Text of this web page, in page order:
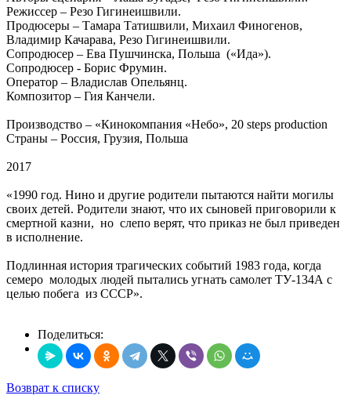
Режиссер – Резо Гигинеишвили.
Продюсеры – Тамара Татишвили, Михаил Финогенов,
Владимир Качарава, Резо Гигинеишвили.
Сопродюсер – Ева Пушчинска, Польша («Ида»).
Сопродюсер - Борис Фрумин.
Оператор – Владислав Опельянц.
Композитор – Гия Канчели.
Производство – «Кинокомпания «Небо», 20 steps production
Страны – Россия, Грузия, Польша
2017
«1990 год. Нино и другие родители пытаются найти могилы
своих детей. Родители знают, что их сыновей приговорили к
смертной казни, но слепо верят, что приказ не был приведен
в исполнение.
Подлинная история трагических событий 1983 года, когда
семеро молодых людей пытались угнать самолет ТУ-134А с
целью побега из СССР».
Поделиться:
Возврат к списку